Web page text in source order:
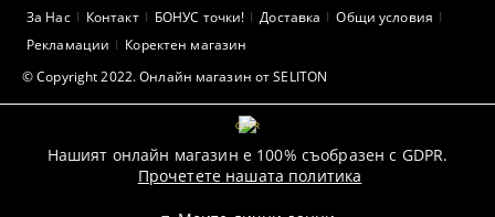
© Copyright 2022. Онлайн магазин от SELITON
За Нас Контакт БОНУС точки! Доставка
Общи условия
Рекламации
Коректен магазин
GDPR
Нашият онлайн магазин е 100% съобразен с GDPR.
Прочетете нашата политика